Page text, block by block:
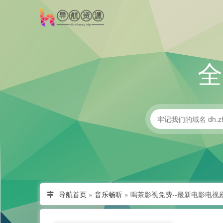
导航首页 » 音乐畅听 » 喝茶影视免费--最新电影电视